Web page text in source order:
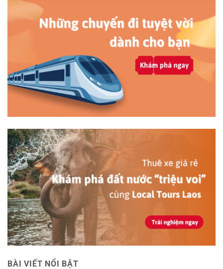
BÀI VIẾT NỔI BẬT